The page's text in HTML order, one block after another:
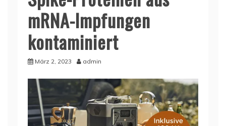
mRNA-Impfungen
kontaminiert
März 2, 2023 admin